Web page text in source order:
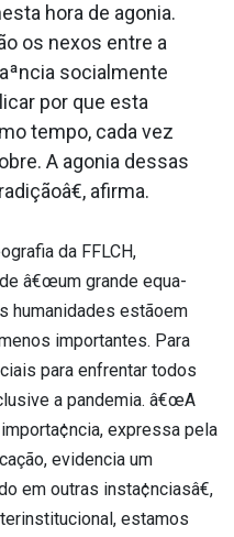
hora de agonia.
os nexos entre a
socialmente
por que esta
tempo, cada vez
A agonia dessas
afirma.
da FFLCH,
â€œum grande equa­
humanidades estãoem
importantes. Para
para enfrentar todos
a pandemia. â€œA
expressa pela
evidencia um
em outras insta¢nciasâ€,
estamos